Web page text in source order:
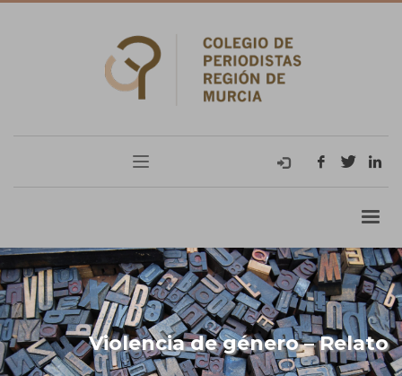
Violencia de género – Relato